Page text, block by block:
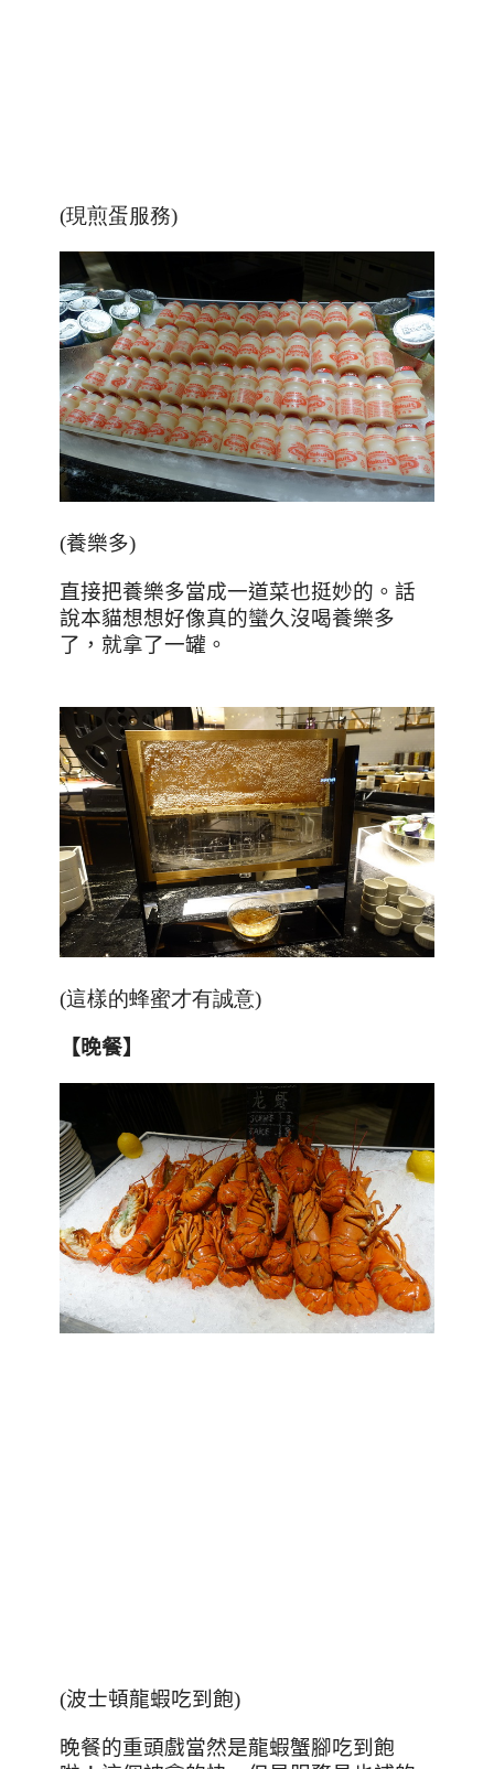
(現煎蛋服務)
(養樂多)
直接把養樂多當成一道菜也挺妙的。話
說本貓想想好像真的蠻久沒喝養樂多
了，就拿了一罐。
(這樣的蜂蜜才有誠意)
【晚餐】
(波士頓龍蝦吃到飽)
晚餐的重頭戲當然是龍蝦蟹腳吃到飽